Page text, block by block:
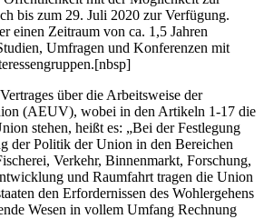
bis zum 29. Juli 2020 zur Verfügung.
einen Zeitraum von ca. 1,5 Jahren
Umfragen und Konferenzen mit
über die Arbeitsweise der
(AEUV), wobei in den Artikeln 1-17 die
stehen, heißt es: „Bei der Festlegung
der Politik der Union in den Bereichen
Verkehr, Binnenmarkt, Forschung,
und Raumfahrt tragen die Union
den Erfordernissen des Wohlergehens
Wesen in vollem Umfang Rechnung